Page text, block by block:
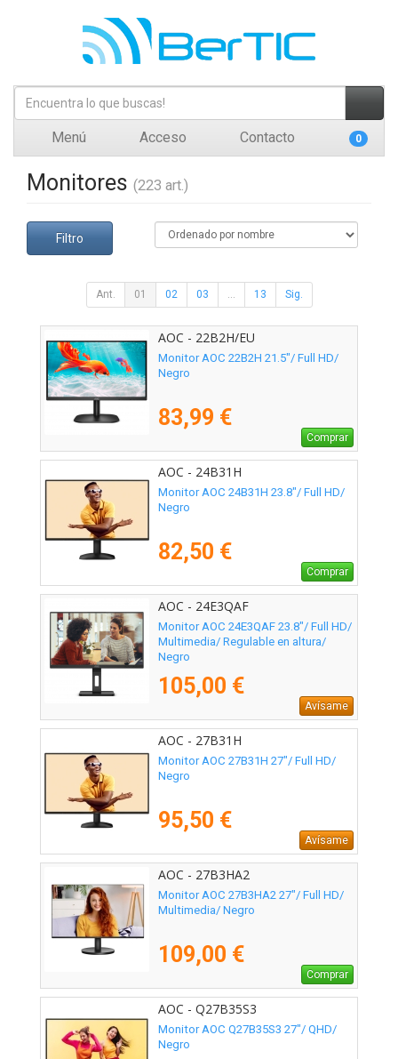
Menú Acceso Contacto 0
Monitores (223 art.)
Filtro
Ant. 01 02 03 ... 13 Sig.
AOC - 22B2H/EU
Monitor AOC 22B2H 21.5"/ Full HD/
Negro
83,99 €
Comprar
AOC - 24B31H
Monitor AOC 24B31H 23.8"/ Full HD/
Negro
82,50 €
Comprar
AOC - 24E3QAF
Monitor AOC 24E3QAF 23.8"/ Full HD/
Multimedia/ Regulable en altura/
Negro
105,00 €
Avísame
AOC - 27B31H
Monitor AOC 27B31H 27"/ Full HD/
Negro
95,50 €
Avísame
AOC - 27B3HA2
Monitor AOC 27B3HA2 27"/ Full HD/
Multimedia/ Negro
109,00 €
Comprar
AOC - Q27B35S3
Monitor AOC Q27B35S3 27"/ QHD/
Negro